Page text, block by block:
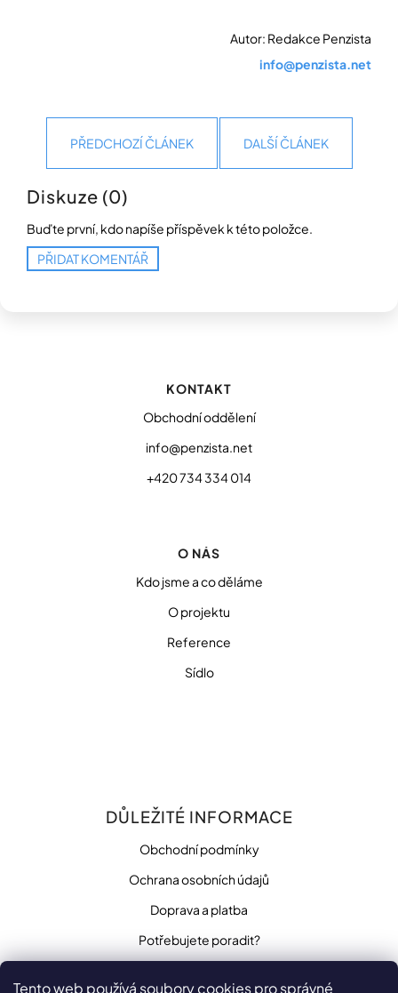
Tento web používá soubory cookies pro správné
Autor: Redakce Penzista
info@penzista.net
PŘEDCHOZÍ ČLÁNEK DALŠÍ ČLÁNEK
Diskuze (0)
Buďte první, kdo napíše příspěvek k této položce.
PŘIDAT KOMENTÁŘ
KONTAKT
Obchodní oddělení
info@penzista.net
+420 734 334 014
O NÁS
Kdo jsme a co děláme
O projektu
Reference
Sídlo
DŮLEŽITÉ INFORMACE
Obchodní podmínky
Ochrana osobních údajů
Doprava a platba
Potřebujete poradit?